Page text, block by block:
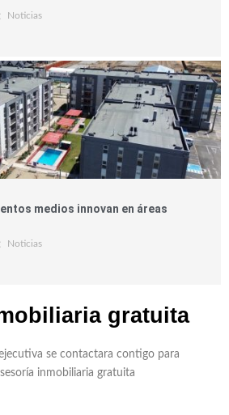
Noticias
medios innovan en áreas
Noticias
gratuita
se contactara contigo para
inmobiliaria gratuita